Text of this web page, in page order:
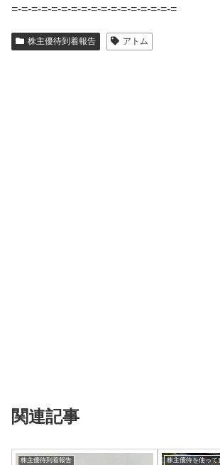
=-=-=-=-=-=-=-=-=-=-=-=-=-=-=-=-=
株主優待到着報告 アトム
関連記事
株主優待到着報告 株主優待を使って